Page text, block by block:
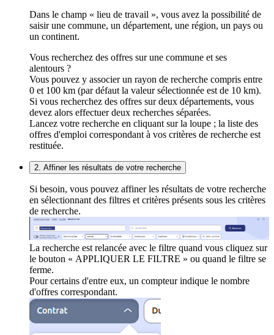
Dans le champ « lieu de travail », vous avez la possibilité de
saisir une commune, un département, une région, un pays ou
un continent.
Vous recherchez des offres sur une commune et ses
alentours ?
Vous pouvez y associer un rayon de recherche compris entre
0 et 100 km (par défaut la valeur sélectionnée est de 10 km).
Si vous recherchez des offres sur deux départements, vous
devez alors effectuer deux recherches séparées.
Lancez votre recherche en cliquant sur la loupe ; la liste des
offres d'emploi correspondant à vos critères de recherche est
restituée.
2. Affiner les résultats de votre recherche
Si besoin, vous pouvez affiner les résultats de votre recherche
en sélectionnant des filtres et critères présents sous les critères
de recherche.
La recherche est relancée avec le filtre quand vous cliquez sur
le bouton « APPLIQUER LE FILTRE » ou quand le filtre se
ferme.
Pour certains d'entre eux, un compteur indique le nombre
d'offres correspondant.